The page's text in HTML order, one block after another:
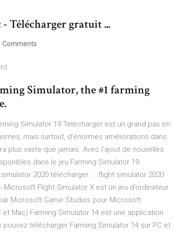
Télécharger gratuit ...
Comments
Simulator, the #1 farming
Simulator 19 Telecharger est un grand pas en
mais surtout, d’énormes améliorations dans
vaste que jamais. Avec l’ajout de nouvelles
dans le jeu Farming Simulator 19
2020 télécharger ... flight simulator 2020
Flight Simulator X est un jeu d’ordinateur
Microsoft Game Studios pour Microsoft
Mac) Farming Simulator 14 est une application
télécharger Farming Simulator 14 sur PC et